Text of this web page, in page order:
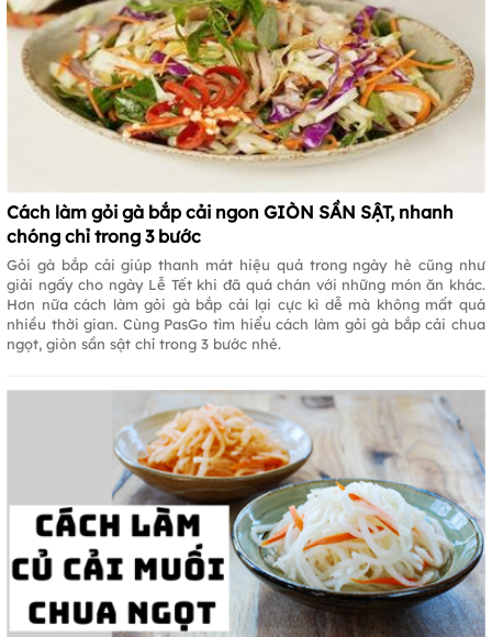
Cách làm gỏi gà bắp cải ngon GIÒN SẦN SẬT, nhanh
chóng chỉ trong 3 bước
Gỏi gà bắp cải giúp thanh mát hiệu quả trong ngày hè cũng như
giải ngấy cho ngày Lễ Tết khi đã quá chán với những món ăn khác.
Hơn nữa cách làm gỏi gà bắp cải lại cực kì dễ mà không mất quá
nhiều thời gian. Cùng PasGo tìm hiểu cách làm gỏi gà bắp cải chua
ngọt, giòn sần sật chỉ trong 3 bước nhé.